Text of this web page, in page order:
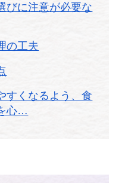
びに注意が必要な
の工夫
すくなるよう、食
心…